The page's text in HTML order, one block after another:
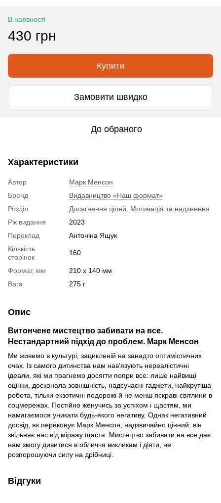
В наявності
430 грн
Купити
Замовити швидко
До обраного
Характеристики
Автор
Марк Менсон
Бренд
Видавництво «Наш формат»
Розділ
Досягнення цілей. Мотивація та надхнення
Рік видання
2023
Переклад
Антоніна Ящук
Кількість
сторінок
160
Формат, мм
210 x 140 мм
Вага
275 г
Опис
Витончене мистецтво забивати на все.
Нестандартний підхід до проблем. Марк Менсон
Ми живемо в культурі, зацикленій на занадто оптимістичних
очах. Із самого дитинства нам навʼязують нереалістичні
ідеали, які ми прагнемо досягти попри все: лише найвищі
оцінки, досконала зовнішність, надсучасні гаджети, найкрутіша
робота, тільки екзотичні подорожі й не менш яскраві світлини в
соцмережах. Постійно женучись за успіхом і щастям, ми
намагаємося уникати будь-якого негативу. Однак негативний
досвід, як переконує Марк Менсон, надзвичайно цінний: він
звільняє нас від міражу щастя. Мистецтво забивати на все дає
нам змогу дивитися в обличчя викликам і діяти, не
розпорошуючи силу на дрібниці.
Відгуки